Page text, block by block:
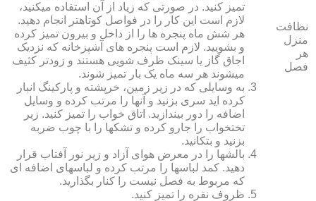
نظافت
منزل
هر
فصل
تمیز کنید. در صورتی که زیاد از آن استفاده می‏کنید،
لازم است این کار را در فواصل کوتاه‏تر انجام دهید.
هر شش ماه پنجره‏ ها را از داخل و بیرون تمیز کرده
و بشویید. لازم است پنجره‏ های آشپزخانه که نزدیک
اجاق گاز یا سینک ظرف شویی هستند و زودتر کثیف
می‏شوند هر سه ماه یک بار تمیز شوند.
به وسایلی که در زیر زمین، خرپشته و پارکینگ انبار
کرده‏ اید سری بزنید و آنها را مرتب کرده و وسایل
اضافه را دور بیندازید. اتاق خواب را تمیز کنید. زیر
تختخواب را جارو کرده و تشک‏ها را با چوب ضربه
بزنید و بتکانید.
بالش‏ها را در معرض هوای آزاد و زیر نور آفتاب قرار
دهید. کمد لباس‏ها را مرتب کرده و لباس‏های اضافه ای
که مربوط به فصل نیست را کنار بگذارید.
ظروف نقره را تمیز کنید.